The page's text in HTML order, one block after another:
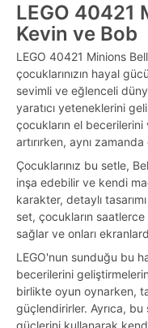
LEGO 40421
Kevin ve Bob
LEGO 40421 Minions
çocuklarınızın hayal
sevimli ve eğlenceli
yaratıcı yeteneklerini
çocukların el
artırırken, aynı
Çocuklarınız bu setle,
inşa edebilir ve kendi
karakter, detaylı
set, çocukların
sağlar ve onları
LEGO'nun sunduğu bu
becerilerini
birlikte oyun oynarken,
güçlendirirler. Ayrıca,
güçlerini kullanarak